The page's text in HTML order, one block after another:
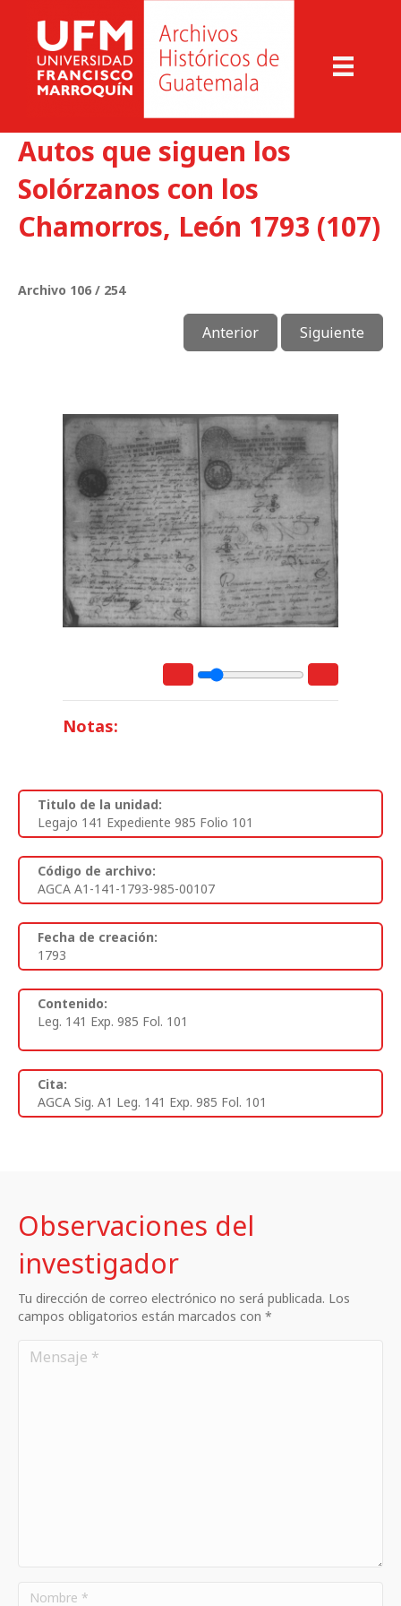
Autos que siguen los
Solórzanos con los
Chamorros, León 1793 (107)
Archivo 106 / 254
Anterior Siguiente
Notas:
Titulo de la unidad:
Legajo 141 Expediente 985 Folio 101
Código de archivo:
AGCA A1-141-1793-985-00107
Fecha de creación:
1793
Contenido:
Leg. 141 Exp. 985 Fol. 101
Cita:
AGCA Sig. A1 Leg. 141 Exp. 985 Fol. 101
Observaciones del
investigador
Tu dirección de correo electrónico no será publicada. Los
campos obligatorios están marcados con *